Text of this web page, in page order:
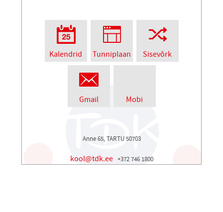
Kalendrid Tunniplaan Sisevõrk
Gmail Mobi
Anne 65, TARTU 50703
kool@tdk.ee +372 746 1800